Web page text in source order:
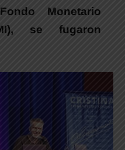
Monetario
se fugaron